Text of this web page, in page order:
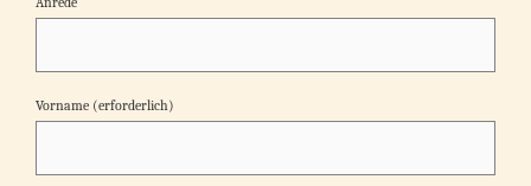
Vorname (erforderlich)